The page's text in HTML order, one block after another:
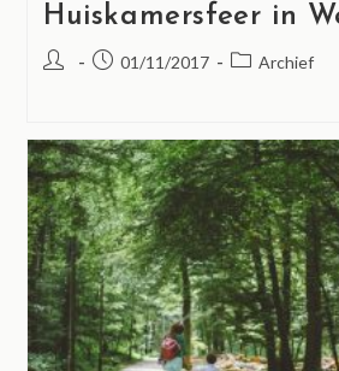
Huiskamersfeer in
01/11/2017 Archief